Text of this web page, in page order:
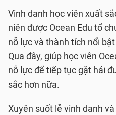
Vinh danh học viên xuất
niên được Ocean Edu tổ
nỗ lực và thành tích nổi
Qua đây, giúp học viên
nỗ lực để tiếp tục gặt hái
sắc hơn nữa.
Xuyên suốt lễ vinh danh